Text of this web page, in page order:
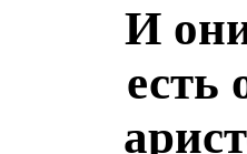
И
есть